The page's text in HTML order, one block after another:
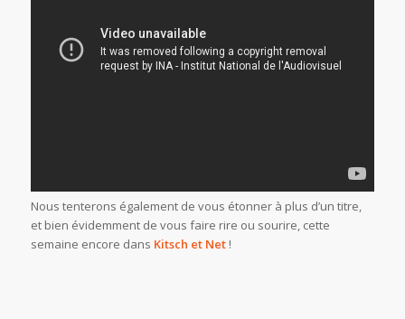
Nous tenterons également de vous étonner à plus d’un titre,
et bien évidemment de vous faire rire ou sourire, cette
semaine encore dans Kitsch et Net!